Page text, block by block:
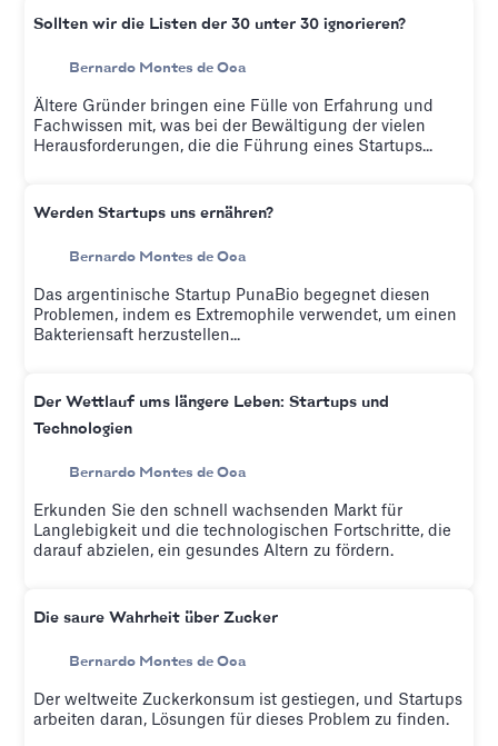
Sollten wir die Listen der 30 unter 30 ignorieren?
Bernardo Montes de Oca
Ältere Gründer bringen eine Fülle von Erfahrung und
Fachwissen mit, was bei der Bewältigung der vielen
Herausforderungen, die die Führung eines Startups...
Werden Startups uns ernähren?
Bernardo Montes de Oca
Das argentinische Startup PunaBio begegnet diesen
Problemen, indem es Extremophile verwendet, um einen
Bakteriensaft herzustellen...
Der Wettlauf ums längere Leben: Startups und
Technologien
Bernardo Montes de Oca
Erkunden Sie den schnell wachsenden Markt für
Langlebigkeit und die technologischen Fortschritte, die
darauf abzielen, ein gesundes Altern zu fördern.
Die saure Wahrheit über Zucker
Bernardo Montes de Oca
Der weltweite Zuckerkonsum ist gestiegen, und Startups
arbeiten daran, Lösungen für dieses Problem zu finden.